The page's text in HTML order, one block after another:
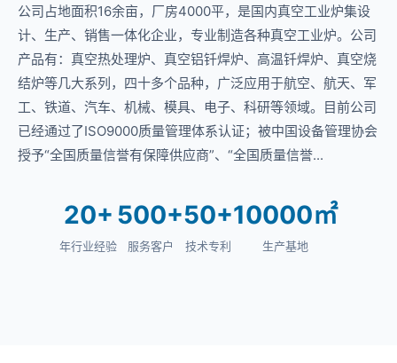
公司占地面积16余亩，厂房4000平，是国内真空工业炉集设
计、生产、销售一体化企业，专业制造各种真空工业炉。公司
产品有：真空热处理炉、真空铝钎焊炉、高温钎焊炉、真空烧
结炉等几大系列，四十多个品种，广泛应用于航空、航天、军
工、铁道、汽车、机械、模具、电子、科研等领域。目前公司
已经通过了ISO9000质量管理体系认证；被中国设备管理协会
授予“全国质量信誉有保障供应商”、“全国质量信誉...
20+
年行业经验
500+
服务客户
50+
技术专利
10000㎡
生产基地